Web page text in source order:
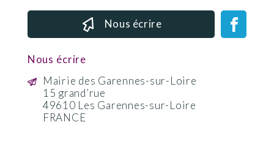
Nous écrire
Nous écrire
Mairie des Garennes-sur-Loire
15 grand’rue
49610 Les Garennes-sur-Loire
FRANCE